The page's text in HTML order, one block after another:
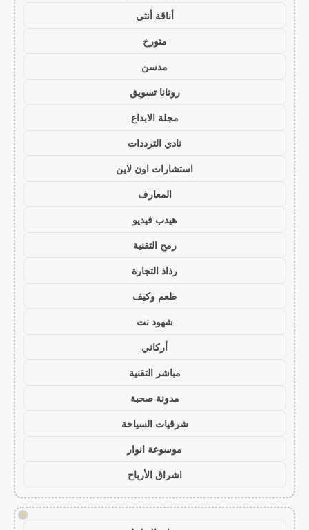
أناقة أنثى
متورخ
مدسن
روتانا تسويق
مجلة الابداع
نادي الترددات
استشارات اون لاين
المعارف
هيدب فيديو
رمح التقنية
رذاذ التجارة
طعم وكيف
شهود نت
أركاني
مباشر التقنية
مدونة صحبة
شرقيات السياحة
موسوعة انوار
اشراق الأرباح
!